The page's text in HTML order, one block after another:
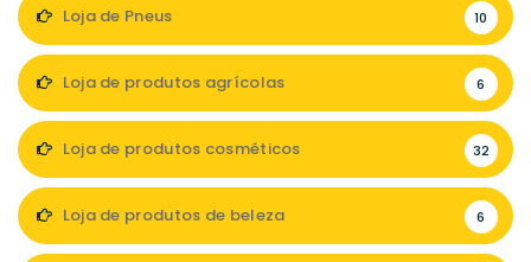
Loja de Pneus 10
Loja de produtos agrícolas 6
Loja de produtos cosméticos 32
Loja de produtos de beleza 6